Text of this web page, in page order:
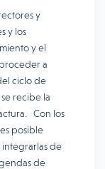
y
y los
y el
a
ciclo de
recibe la
Con los
posible
integrarlas de
de